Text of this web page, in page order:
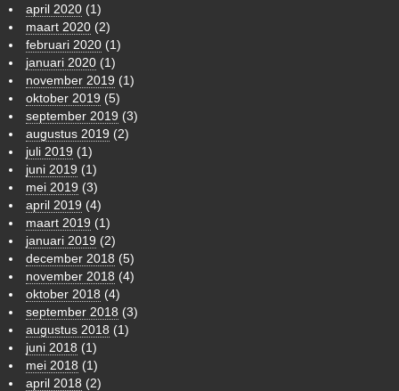
april 2020 (1)
maart 2020 (2)
februari 2020 (1)
januari 2020 (1)
november 2019 (1)
oktober 2019 (5)
september 2019 (3)
augustus 2019 (2)
juli 2019 (1)
juni 2019 (1)
mei 2019 (3)
april 2019 (4)
maart 2019 (1)
januari 2019 (2)
december 2018 (5)
november 2018 (4)
oktober 2018 (4)
september 2018 (3)
augustus 2018 (1)
juni 2018 (1)
mei 2018 (1)
april 2018 (2)